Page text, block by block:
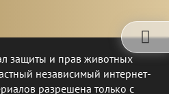
защиты и прав животных
независимый интернет-
разрешена только с